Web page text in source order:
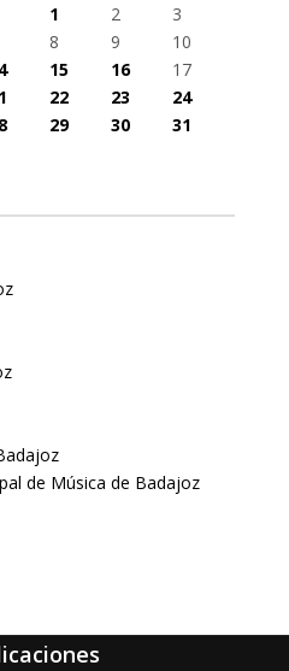
1
2
3
8 9
10
15 16
17
22 23
24
29 30
31
de Música de Badajoz